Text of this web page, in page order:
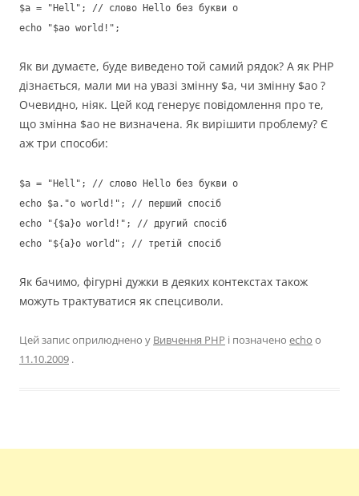
$a = "Hell"; // слово Hello без букви o
echo "$ao world!";
Як ви думаєте, буде виведено той самий рядок? А як PHP
дізнається, мали ми на увазі змінну $a, чи змінну $ao ?
Очевидно, ніяк. Цей код генерує повідомлення про те,
що змінна $ao не визначена. Як вирішити проблему? Є
аж три способи:
$a = "Hell"; // слово Hello без букви o
echo $a."o world!"; // перший спосіб
echo "{$a}o world!"; // другий спосіб
echo "${a}o world"; // третій спосіб
Як бачимо, фігурні дужки в деяких контекстах також
можуть трактуватися як спецсиволи.
Цей запис оприлюднено у Вивчення PHP і позначено echo о
11.10.2009 .